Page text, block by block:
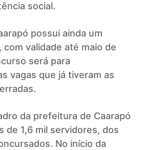
social.
possui ainda um
validade até maio de
será para
vagas que já tiveram as
da prefeitura de Caarapó
de 1,6 mil servidores, dos
No início da